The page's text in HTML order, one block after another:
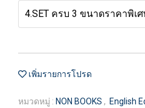
4.SET ครบ 3 ขนาดราคาพิเ
เพิ่มรายการโปรด
หมวดหมู่ : NON BOOKS , English